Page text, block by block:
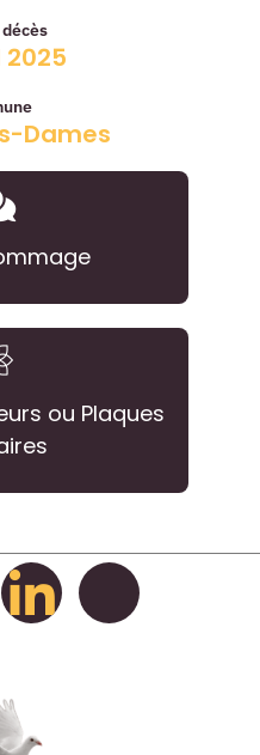
2025
Dames
ou Plaques